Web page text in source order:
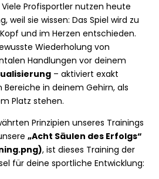
Profisportler nutzen heute
weil sie wissen: Das Spiel wird zu
und im Herzen entschieden.
Wiederholung von
Handlungen vor deinem
– aktiviert exakt
in deinem Gehirn, als
Platz stehen.
Prinzipien unseres Trainings
„Acht Säulen des Erfolgs“
, ist dieses Training der
für deine sportliche Entwicklung: